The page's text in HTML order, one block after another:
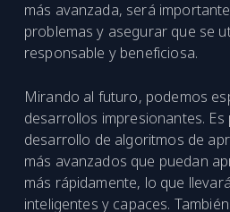
más avanzada, será
problemas y asegurar que se
responsable y beneficiosa.
Mirando al futuro, podemos
desarrollos impresionantes.
desarrollo de algoritmos de
más avanzados que puedan
más rápidamente, lo que
inteligentes y capaces.